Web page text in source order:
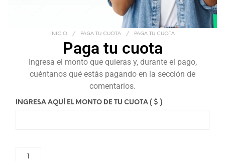
INICIO / PAGA TU CUOTA / PAGA TU CUOTA
Paga tu cuota
Ingresa el monto que quieras y, durante el pago,
cuéntanos qué estás pagando en la sección de
comentarios.
INGRESA AQUÍ EL MONTO DE TU CUOTA ( $ )